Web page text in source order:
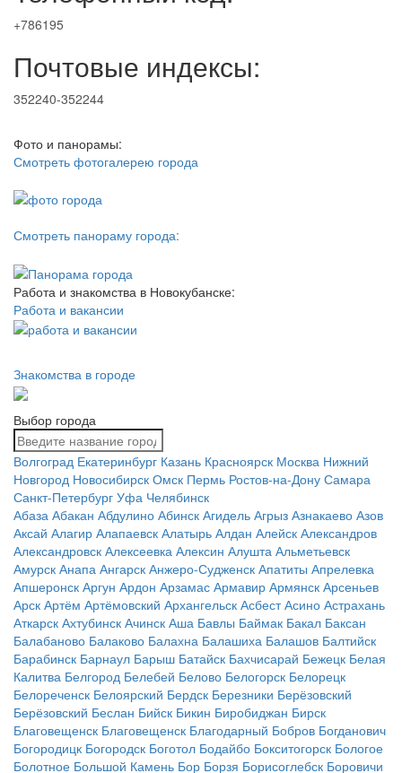
+786195
Почтовые индексы:
352240-352244
Фото и панорамы:
Смотреть фотогалерею города
Смотреть панораму города:
Работа и знакомства в Новокубанске:
Работа и вакансии
Знакомства в городе
Выбор города
Волгоград Екатеринбург Казань Красноярск Москва Нижний
Новгород Новосибирск Омск Пермь Ростов-на-Дону Самара
Санкт-Петербург Уфа Челябинск
Абаза Абакан Абдулино Абинск Агидель Агрыз Азнакаево Азов
Аксай Алагир Алапаевск Алатырь Алдан Алейск Александров
Александровск Алексеевка Алексин Алушта Альметьевск
Амурск Анапа Ангарск Анжеро-Судженск Апатиты Апрелевка
Апшеронск Аргун Ардон Арзамас Армавир Армянск Арсеньев
Арск Артём Артёмовский Архангельск Асбест Асино Астрахань
Аткарск Ахтубинск Ачинск Аша Бавлы Баймак Бакал Баксан
Балабаново Балаково Балахна Балашиха Балашов Балтийск
Барабинск Барнаул Барыш Батайск Бахчисарай Бежецк Белая
Калитва Белгород Белебей Белово Белогорск Белорецк
Белореченск Белоярский Бердск Березники Берёзовский
Берёзовский Беслан Бийск Бикин Биробиджан Бирск
Благовещенск Благовещенск Благодарный Бобров Богданович
Богородицк Богородск Боготол Бодайбо Бокситогорск Бологое
Болотное Большой Камень Бор Борзя Борисоглебск Боровичи